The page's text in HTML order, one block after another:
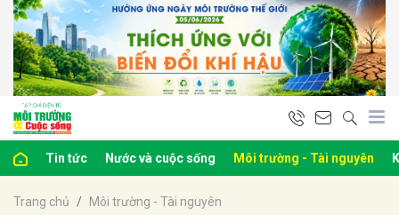
Tin tức Nước và cuộc sống Môi trường - Tài nguyên
Trang chủ Môi trường - Tài nguyên
luận